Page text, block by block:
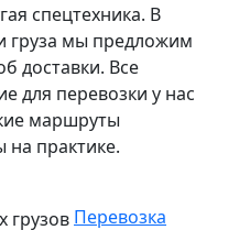
спецтехника. В
груза мы предложим
доставки. Все
для перевозки у нас
маршруты
практике.
Перевозка